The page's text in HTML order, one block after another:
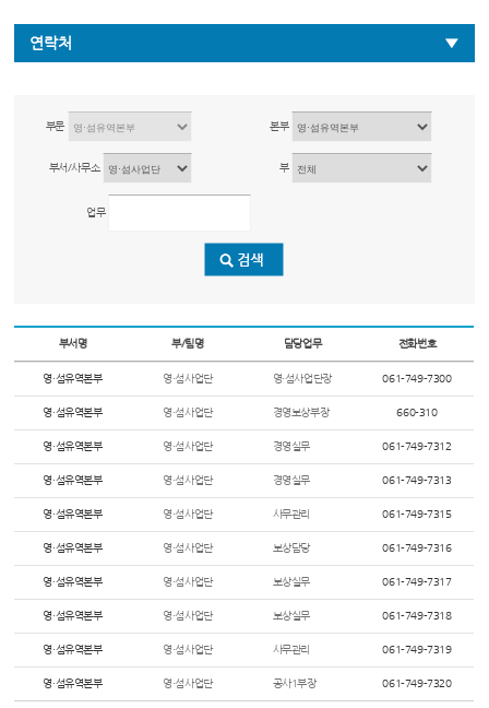
연락처
부문 본부
부서/사무소 부
업무
부서명 부/팀명 담당업무 전화번호
영·섬유역본부 영·섬사업단 영·섬사업단장 061-749-7300
영·섬유역본부 영·섬사업단 경영보상부장 660-310
영·섬유역본부 영·섬사업단 경영실무 061-749-7312
영·섬유역본부 영·섬사업단 경영실무 061-749-7313
영·섬유역본부 영·섬사업단 사무관리 061-749-7315
영·섬유역본부 영·섬사업단 보상담당 061-749-7316
영·섬유역본부 영·섬사업단 보상실무 061-749-7317
영·섬유역본부 영·섬사업단 보상실무 061-749-7318
영·섬유역본부 영·섬사업단 사무관리 061-749-7319
영·섬유역본부 영·섬사업단 공사1부장 061-749-7320